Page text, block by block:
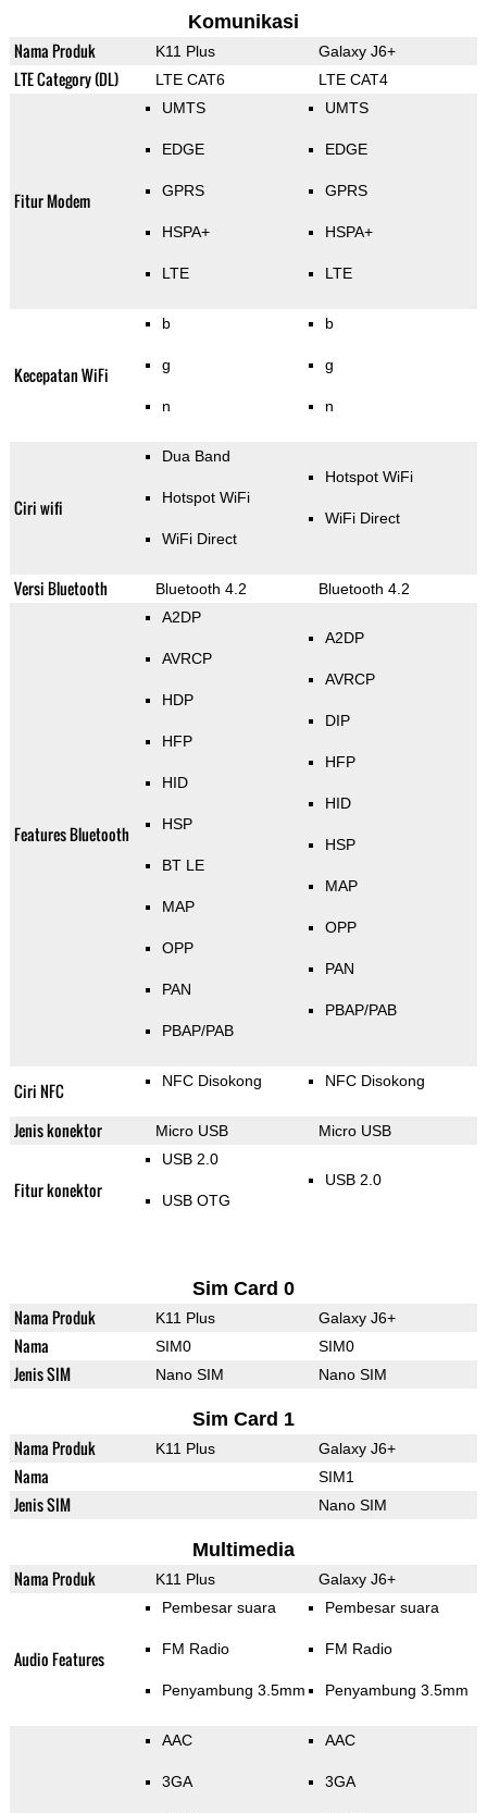
Komunikasi
Nama Produk K11 Plus Galaxy J6+
LTE Category (DL) LTE CAT6 LTE CAT4
Fitur Modem
UMTS
EDGE
GPRS
HSPA+
LTE
UMTS
EDGE
GPRS
HSPA+
LTE
Kecepatan WiFi
b
g
n
b
g
n
Ciri wifi
Dua Band
Hotspot WiFi
WiFi Direct
Hotspot WiFi
WiFi Direct
Versi Bluetooth Bluetooth 4.2 Bluetooth 4.2
Features Bluetooth
A2DP
AVRCP
HDP
HFP
HID
HSP
BT LE
MAP
OPP
PAN
PBAP/PAB
A2DP
AVRCP
DIP
HFP
HID
HSP
MAP
OPP
PAN
PBAP/PAB
Ciri NFC NFC Disokong NFC Disokong
Jenis konektor Micro USB Micro USB
Fitur konektor
USB 2.0
USB OTG
USB 2.0
Sim Card 0
Nama Produk K11 Plus Galaxy J6+
Nama SIM0 SIM0
Jenis SIM Nano SIM Nano SIM
Sim Card 1
Nama Produk K11 Plus Galaxy J6+
Nama SIM1
Jenis SIM Nano SIM
Multimedia
Nama Produk K11 Plus Galaxy J6+
Audio Features
Pembesar suara
FM Radio
Penyambung 3.5mm
Pembesar suara
FM Radio
Penyambung 3.5mm
AAC
3GA
AAC
3GA